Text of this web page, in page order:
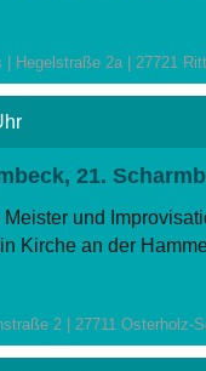
Hegelstraße 2a | 27721
21.
Meister und
Kirche an der
2 | 27711 Osterholz-